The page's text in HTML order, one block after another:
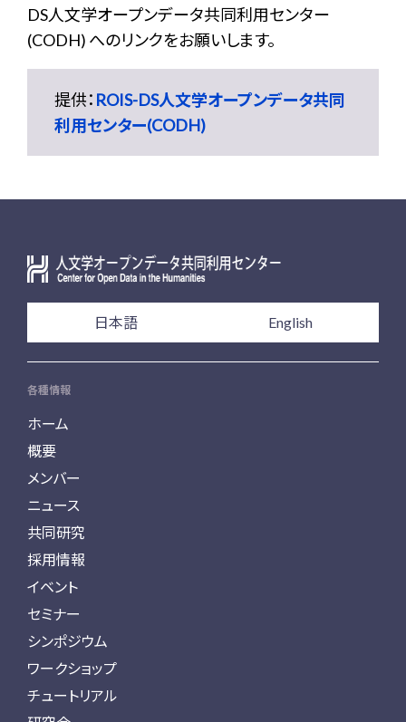
DS人文学オープンデータ共同利用センター
(CODH) へのリンクをお願いします。
提供： ROIS-DS人文学オープンデータ共同
利用センター(CODH)
日本語 English
各種情報
ホーム
概要
メンバー
ニュース
共同研究
採用情報
イベント
セミナー
シンポジウム
ワークショップ
チュートリアル